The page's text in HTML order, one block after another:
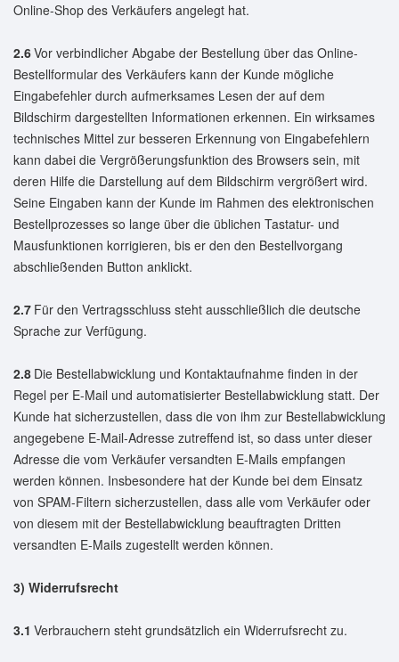
Online-Shop des Verkäufers angelegt hat.
2.6Vor verbindlicher Abgabe der Bestellung über das Online-
Bestellformular des Verkäufers kann der Kunde mögliche
Eingabefehler durch aufmerksames Lesen der auf dem
Bildschirm dargestellten Informationen erkennen. Ein wirksames
technisches Mittel zur besseren Erkennung von Eingabefehlern
kann dabei die Vergrößerungsfunktion des Browsers sein, mit
deren Hilfe die Darstellung auf dem Bildschirm vergrößert wird.
Seine Eingaben kann der Kunde im Rahmen des elektronischen
Bestellprozesses so lange über die üblichen Tastatur- und
Mausfunktionen korrigieren, bis er den den Bestellvorgang
abschließenden Button anklickt.
2.7 Für den Vertragsschluss steht ausschließlich die deutsche
Sprache zur Verfügung.
2.8 Die Bestellabwicklung und Kontaktaufnahme finden in der
Regel per E-Mail und automatisierter Bestellabwicklung statt. Der
Kunde hat sicherzustellen, dass die von ihm zur Bestellabwicklung
angegebene E-Mail-Adresse zutreffend ist, so dass unter dieser
Adresse die vom Verkäufer versandten E-Mails empfangen
werden können. Insbesondere hat der Kunde bei dem Einsatz
von SPAM-Filtern sicherzustellen, dass alle vom Verkäufer oder
von diesem mit der Bestellabwicklung beauftragten Dritten
versandten E-Mails zugestellt werden können.
3) Widerrufsrecht
3.1 Verbrauchern steht grundsätzlich ein Widerrufsrecht zu.